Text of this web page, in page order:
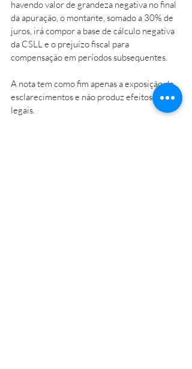
havendo valor de grandeza negativa no final
da apuração, o montante, somado a 30% de
juros, irá compor a base de cálculo negativa
da CSLL e o prejuízo fiscal para
compensação em períodos subsequentes.
A nota tem como fim apenas a exposição de
esclarecimentos e não produz efeitos na
legais.